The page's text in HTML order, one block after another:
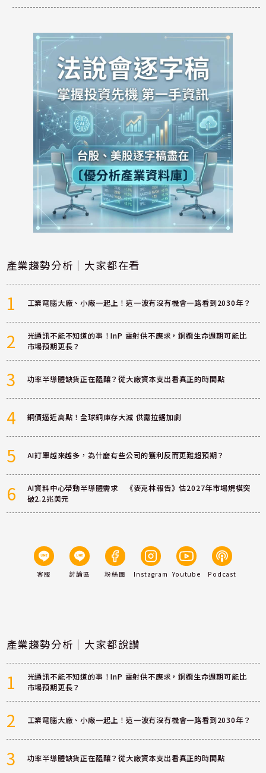
產業趨勢分析｜大家都在看
1 工業電腦大廠、小廠一起上！這一波有沒有機會一路看到2030年？
2
光通訊不能不知道的事！InP 雷射供不應求，銅纜生命週期可能比
市場預期更長？
3 功率半導體缺貨正在醞釀？從大廠資本支出看真正的時間點
4 銅價逼近高點！全球銅庫存大減 供需拉鋸加劇
5 AI訂單越來越多，為什麼有些公司的獲利反而更難超預期？
6
AI資料中心帶動半導體需求 《麥克林報告》估2027年市場規模突
破2.2兆美元
客服 討論區 粉絲團 Instagram Youtube Podcast
產業趨勢分析｜大家都說讚
1
光通訊不能不知道的事！InP 雷射供不應求，銅纜生命週期可能比
市場預期更長？
2 工業電腦大廠、小廠一起上！這一波有沒有機會一路看到2030年？
3 功率半導體缺貨正在醞釀？從大廠資本支出看真正的時間點